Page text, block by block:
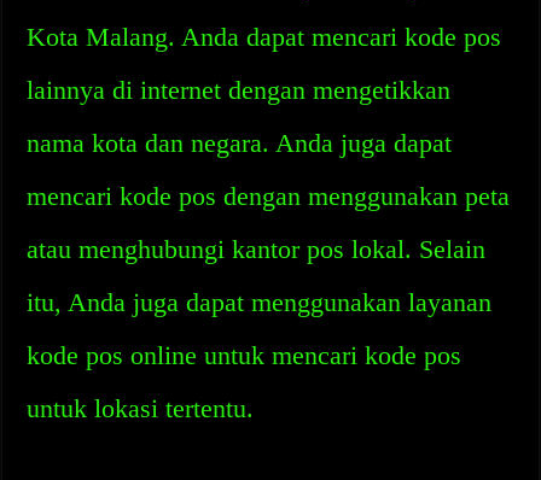
Kota Malang. Anda dapat mencari kode pos
lainnya di internet dengan mengetikkan
nama kota dan negara. Anda juga dapat
mencari kode pos dengan menggunakan peta
atau menghubungi kantor pos lokal. Selain
itu, Anda juga dapat menggunakan layanan
kode pos online untuk mencari kode pos
untuk lokasi tertentu.